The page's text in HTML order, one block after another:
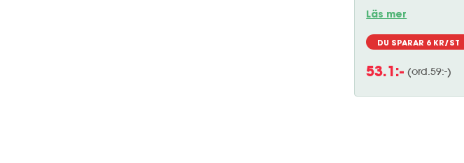
Läs mer
DU SPARAR 6 KR/ST
53.1 :- (ord.59:-)